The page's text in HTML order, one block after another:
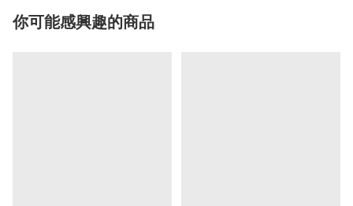
你可能感興趣的商品